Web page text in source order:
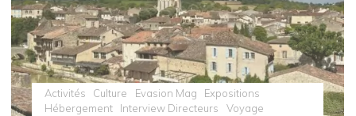
Festival
de
Cannes"
Activités Culture Evasion Mag
Expositions
Hébergement
Interview Directeurs Voyage